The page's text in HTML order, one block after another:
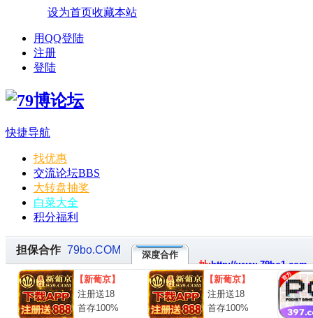
设为首页收藏本站
用QQ登陆
注册
登陆
快捷导航
找优惠
交流论坛BBS
大转盘抽奖
白菜大全
积分福利